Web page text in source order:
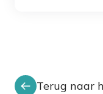
Terug naar